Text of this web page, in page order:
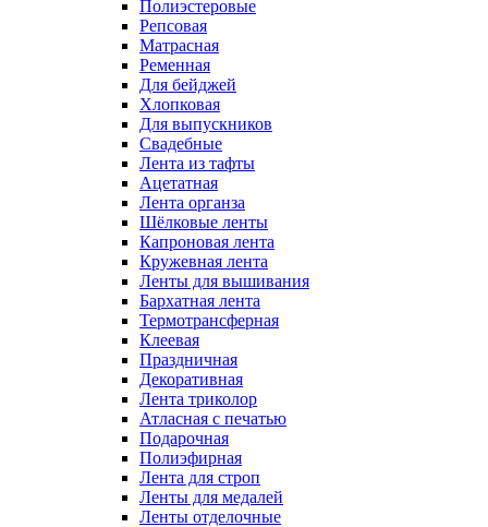
Полиэстеровые
Репсовая
Матрасная
Ременная
Для бейджей
Хлопковая
Для выпускников
Свадебные
Лента из тафты
Ацетатная
Лента органза
Шёлковые ленты
Капроновая лента
Кружевная лента
Ленты для вышивания
Бархатная лента
Термотрансферная
Клеевая
Праздничная
Декоративная
Лента триколор
Атласная с печатью
Подарочная
Полиэфирная
Лента для строп
Ленты для медалей
Ленты отделочные